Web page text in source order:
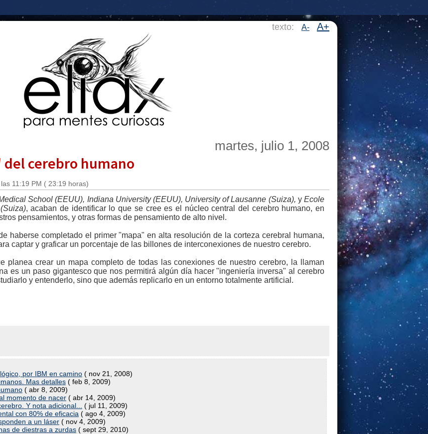
texto: A- A+
martes, julio 1, 2008
cerebro humano
11:19 PM ( 23:19 horas)
School (EEUU), Indiana University (EEUU), University of Lausanne (Suiza), yEcole
, acaban de identificar lo que se cree es el núcleo central del cerebro humano, en
pensamientos, y otras formas de pensamiento de alto nivel.
haberse completado el primer "mapa" en alta resolución de la corteza cerebral humana,
captar y graficar un porcentaje de las billones de interconexiones de nuestro cerebro.
planea crear un mapa completo de todas las conexiones de nuestro cerebro, la llaman
es un paso gigantesco que nos permitirá algún día hacer "ingeniería inversa" al cerebro
y entenderlo, sino que además replicarlo en un entorno totalmente artificial.
por IBM en camino ( nov 21, 2008)
Mas detalles ( feb 8, 2009)
( abr 8, 2009)
momento de nacer ( abr 14, 2009)
Y nota adicional...
( jul 11, 2009)
con 80% de eficacia ( ago 4, 2009)
a un láser ( nov 4, 2009)
de diestras a zurdas ( sept 29, 2010)